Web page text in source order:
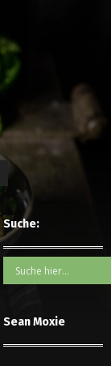
Suche:
Sean Moxie